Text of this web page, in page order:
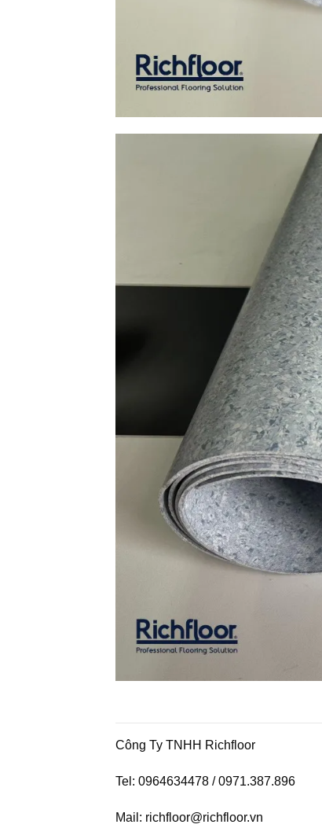
Công Ty TNHH Richfloor
Tel: 0964634478 / 0971.387.896
Mail: richfloor@richfloor.vn